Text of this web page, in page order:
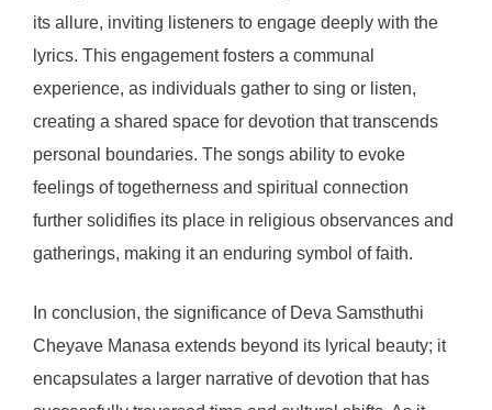
its allure, inviting listeners to engage deeply with the
lyrics. This engagement fosters a communal
experience, as individuals gather to sing or listen,
creating a shared space for devotion that transcends
personal boundaries. The songs ability to evoke
feelings of togetherness and spiritual connection
further solidifies its place in religious observances and
gatherings, making it an enduring symbol of faith.
In conclusion, the significance of Deva Samsthuthi
Cheyave Manasa extends beyond its lyrical beauty; it
encapsulates a larger narrative of devotion that has